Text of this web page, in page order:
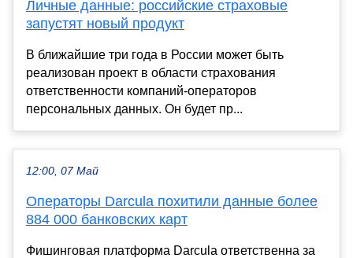
Личные данные: российские страховые
запустят новый продукт
В ближайшие три года в России может быть
реализован проект в области страхования
ответственности компаний-операторов
персональных данных. Он будет пр...
12:00, 07 Май
Операторы Darcula похитили данные более
884 000 банковских карт
Фишинговая платформа Darcula ответственна за